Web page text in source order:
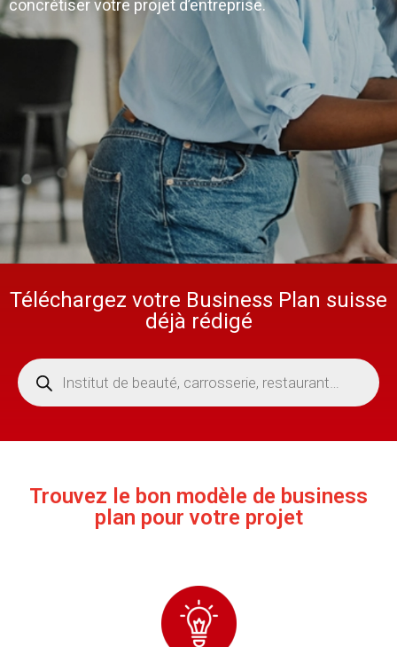
concrétiser votre projet d’entreprise.
Téléchargez votre Business Plan suisse
déjà rédigé
Trouvez le bon modèle de business
plan pour votre projet